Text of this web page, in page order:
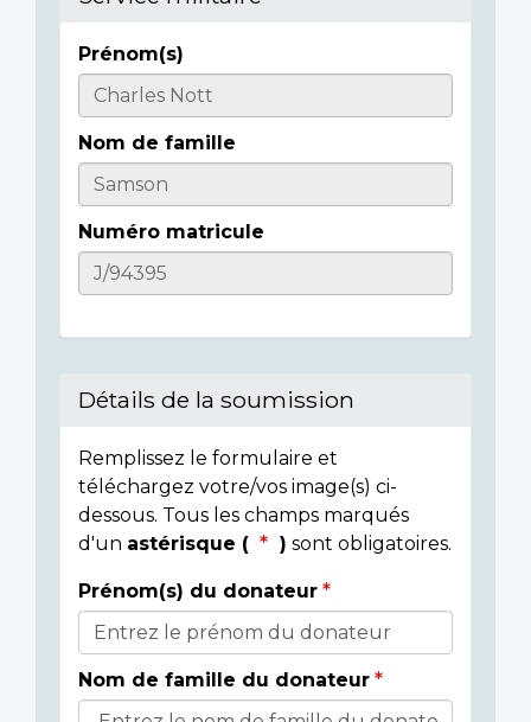
Informations
sur
l'individu
Prénom(s)
Nom de famille
Numéro matricule
Détails de la soumission
Remplissez le formulaire et
téléchargez votre/vos image(s) ci-
dessous. Tous les champs marqués
d'un astérisque ( ) sont obligatoires.
Détails
du
donateur
Prénom(s) du donateur
Nom de famille du donateur